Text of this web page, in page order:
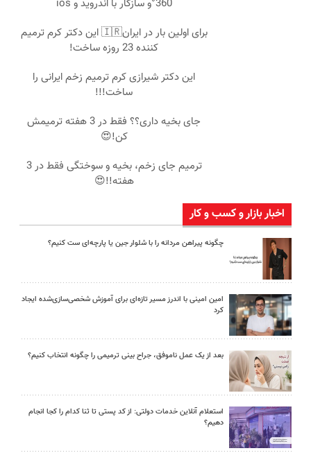
360°و سازگار با اندروید و ios
برای اولین بار در ایران🇮🇷 این دکتر کرم ترمیم
کننده 23 روزه ساخت!
این دکتر شیرازی کرم ترمیم زخم ایرانی را
ساخت!!!
جای بخیه داری؟؟ فقط در 3 هفته ترمیمش
کن!😍
ترمیم جای زخم، بخیه و سوختگی فقط در 3
هفته!!😍
اخبار بازار و کسب و کار
چگونه پیراهن مردانه را با شلوار جین یا پارچه‌ای ست کنیم؟
امین امینی با اندرز مسیر تازه‌ای برای آموزش شخصی‌سازی‌شده ایجاد
کرد
بعد از یک عمل ناموفق، جراح بینی ترمیمی را چگونه انتخاب کنیم؟
استعلام آنلاین خدمات دولتی: از کد پستی تا ثنا کدام را کجا انجام
دهیم؟